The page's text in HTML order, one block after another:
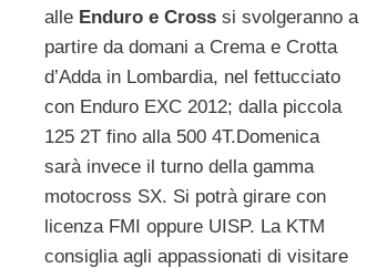
alle Enduro e Cross si svolgeranno a
partire da domani a Crema e Crotta
d’Adda in Lombardia, nel fettucciato
con Enduro EXC 2012; dalla piccola
125 2T fino alla 500 4T.Domenica
sarà invece il turno della gamma
motocross SX. Si potrà girare con
licenza FMI oppure UISP. La KTM
consiglia agli appassionati di visitare